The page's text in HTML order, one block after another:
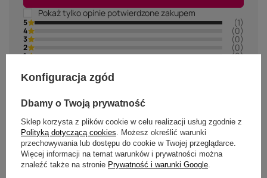
Pokaż tylko opinie potwierdzone zakupem
5 (1)
4 (0)
3 (0)
2 (0)
1
(0)
OPINIA POTWIERDZONA ZAKUPEM
kolejna obroża 1a
2025-06-15Mirosław, Warszawa
Czy ta opinia była pomocna?
Konfiguracja zgód
Dbamy o Twoją prywatność
Sklep korzysta z plików cookie w celu realizacji usług zgodnie z
Polityką dotyczącą cookies. Możesz określić warunki
przechowywania lub dostępu do cookie w Twojej przeglądarce.
Więcej informacji na temat warunków i prywatności można
znaleźć także na stronie Prywatność i warunki Google.